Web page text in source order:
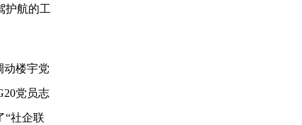
护航的工
楼宇党
党员志
“社企联